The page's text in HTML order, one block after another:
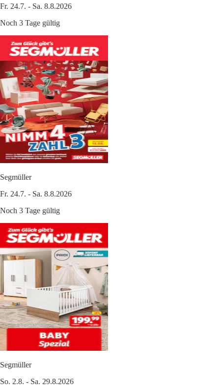
Fr. 24.7. - Sa. 8.8.2026
Noch 3 Tage gültig
Segmüller
Fr. 24.7. - Sa. 8.8.2026
Noch 3 Tage gültig
Segmüller
So. 2.8. - Sa. 29.8.2026